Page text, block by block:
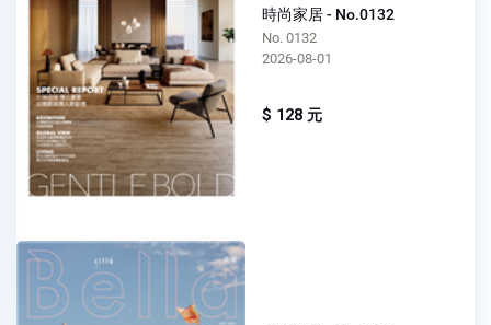
時尚家居 - No.0132
No. 0132
2026-08-01
$ 128 元